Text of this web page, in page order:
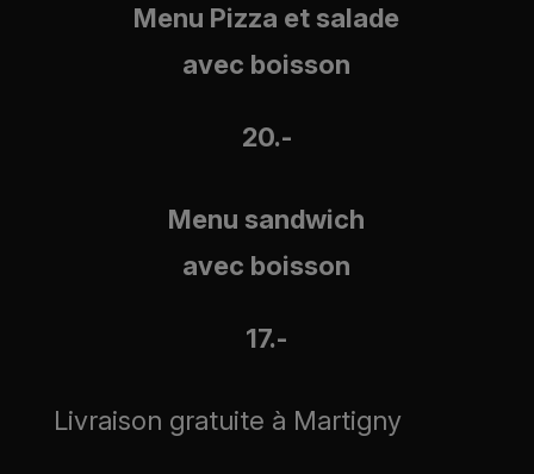
Menu Pizza et salade
avec boisson
20.-
Menu sandwich
avec boisson
17.-
Livraison gratuite à Martigny